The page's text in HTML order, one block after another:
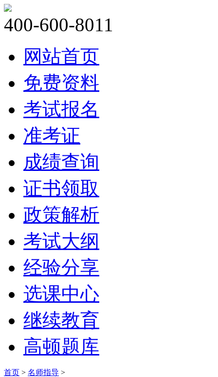
400-600-8011
网站首页
免费资料
考试报名
准考证
成绩查询
证书领取
政策解析
考试大纲
经验分享
选课中心
继续教育
高顿题库
首页 > 名师指导 >